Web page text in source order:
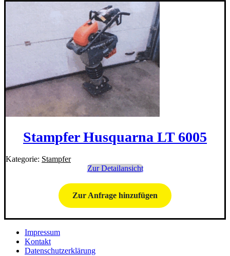
Stampfer Husquarna LT 6005
Kategorie: Stampfer
Zur Detailansicht
Zur Anfrage hinzufügen
Impressum
Kontakt
Datenschutzerklärung